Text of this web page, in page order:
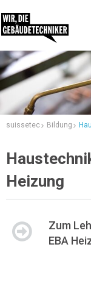
suissetec Bildung
Heizung
Zum
EBA